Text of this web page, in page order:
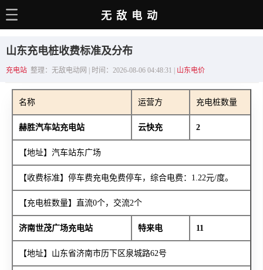
电动百科
电车资讯
电车手册
用车百科
销量榜
经销商
无敌电动
山东充电桩收费标准及分布
充电站 整理：无敌电动网 | 时间：2026-08-06 04:48:31 | 山东电价
名称 运营方 充电桩数量
赫胜汽车站充电站 云快充 2
【地址】汽车站东广场
【收费标准】停车费充电免费停车，综合电费：1.22元/度。
【充电桩数量】直流0个，交流2个
济南世茂广场充电站 特来电 11
【地址】山东省济南市历下区泉城路62号